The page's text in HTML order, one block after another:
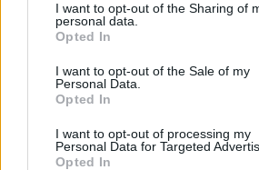
I want to opt-out of the Sharing of
personal data.
Opted In
I want to opt-out of the Sale of my
Personal Data.
Opted In
I want to opt-out of processing my
Personal Data for Targeted
Opted In